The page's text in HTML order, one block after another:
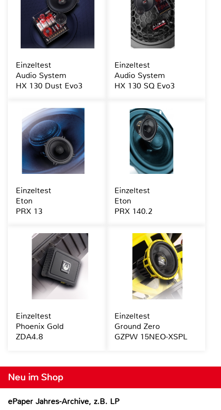
Neu im Shop
ePaper Jahres-Archive, z.B. LP
Einzeltest
Audio System
HX 130 Dust Evo3
Einzeltest
Audio System
HX 130 SQ Evo3
Einzeltest
Eton
PRX 13
Einzeltest
Eton
PRX 140.2
Einzeltest
Phoenix Gold
ZDA4.8
Einzeltest
Ground Zero
GZPW 15NEO-XSPL